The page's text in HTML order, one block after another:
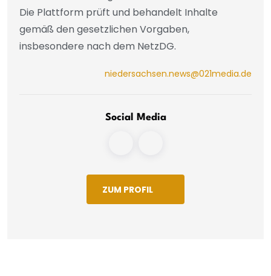
Die Plattform prüft und behandelt Inhalte
gemäß den gesetzlichen Vorgaben,
insbesondere nach dem NetzDG.
niedersachsen.news@021media.de
Social Media
ZUM PROFIL